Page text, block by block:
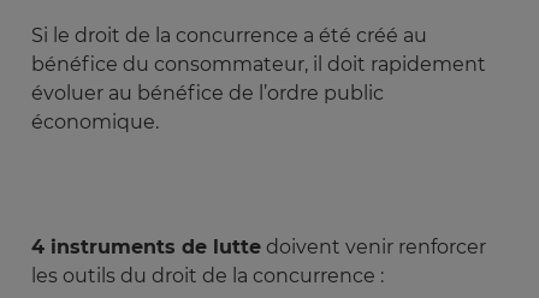
Si le droit de la concurrence a été créé au
bénéfice du consommateur, il doit rapidement
évoluer au bénéfice de l’ordre public
économique.
4 instruments de lutte doivent venir renforcer
les outils du droit de la concurrence :